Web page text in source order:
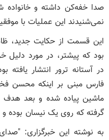
صدا خفه‌کن داشته و خانواده
نمی‌شنیدند این عملیات با
این قسمت از حکایت جدید،
بود که پیشتر، در مورد دلیل
فارس مبنی بر اینکه محسن
ماشین پیاده شده و بعد هدف
گرفته که روی یک نیسان بوده
به نوشته این خبرگزاری: